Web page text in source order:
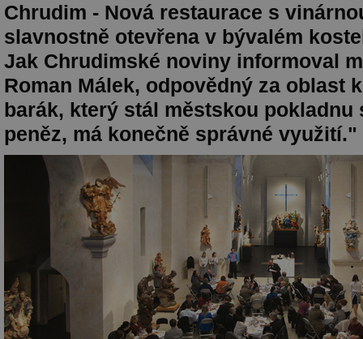
Chrudim - Nová restaurace s
slavnostně otevřena v bývalém
Jak Chrudimské noviny informoval
Roman Málek, odpovědný za oblast
barák, který stál městskou pokladnu
peněz, má konečně správné využití."